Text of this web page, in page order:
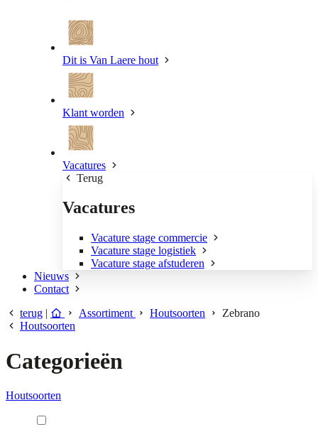
Dit is Van Laere hout
Klant worden
Vacatures
Terug
Vacatures
Vacature stage commercie
Vacature stage logistiek
Vacature stage afstuderen
Nieuws
Contact
terug | Assortiment Houtsoorten
Zebrano
Houtsoorten
Categorieën
Houtsoorten